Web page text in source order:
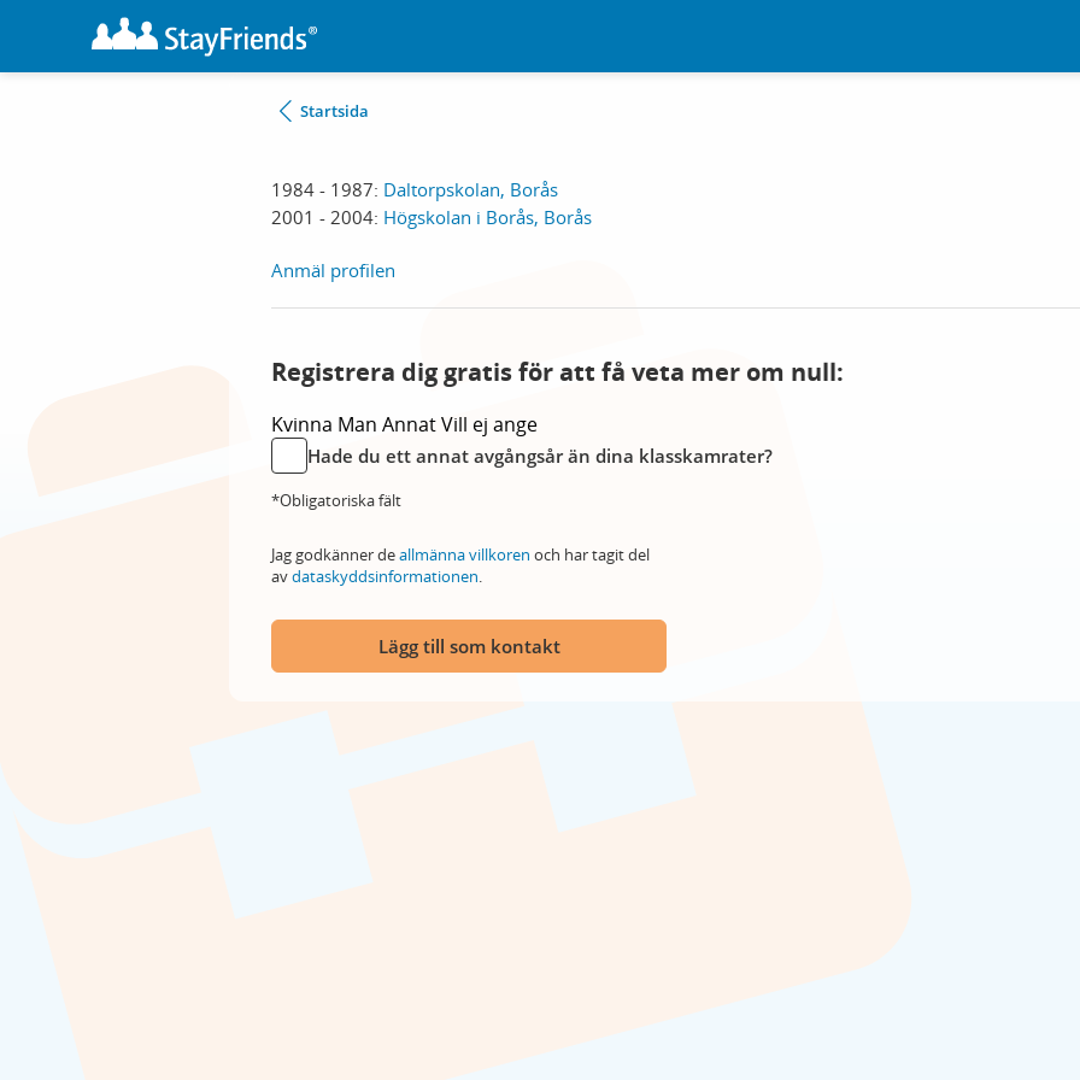
Startsida
1984 - 1987: Daltorpskolan, Borås
2001 - 2004: Högskolan i Borås, Borås
Anmäl profilen
Registrera dig gratis för att få veta mer om null:
Kvinna Man AnnatVill ej ange
Hade du ett annat avgångsår än dina klasskamrater?
*Obligatoriska fält
Jag godkänner deallmänna villkoren och har tagit del
avdataskyddsinformationen.
Lägg till som kontakt